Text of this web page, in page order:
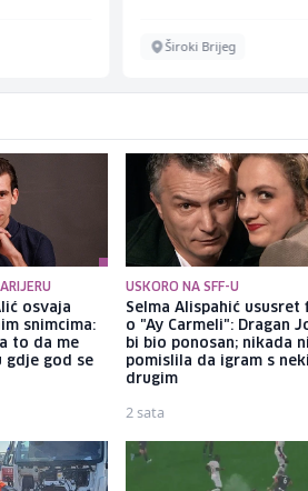
Široki Brijeg
osvaja
snimcima:
to da me
gdje god se
USKORO NA SFF-U
Selma Alispahić ususret
o "Ay Carmeli": Dragan
bi bio ponosan; nikada
pomislila da igram s
drugim
2 sata